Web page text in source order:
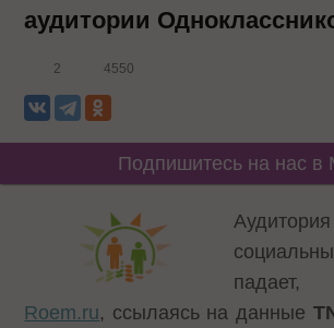
аудитории
2 4550
Подпишитесь на нас в
Roem.ru, ссылаясь на данные